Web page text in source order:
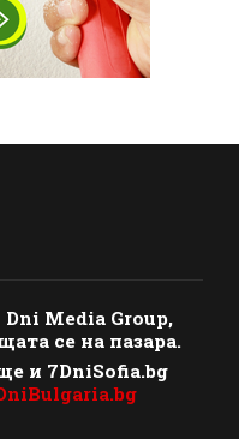
Dni Media Group,
се на пазара.
и 7DniSofia.bg